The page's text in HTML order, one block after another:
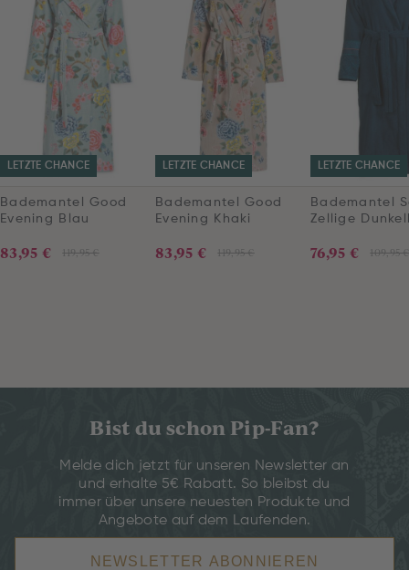
LETZTE CHANCE
Bademantel Good
Evening Blau
119,95 €
83,95 €
LETZTE CHANCE
Bademantel Good
Evening Khaki
119,95 €
83,95 €
LETZTE CHANCE
Bademantel
Zellige
109,95 €
76,95 €
Bist du schon Pip-Fan?
Melde dich jetzt für unseren Newsletter an
und erhalte 5€ Rabatt. So bleibst du
immer über unsere neuesten Produkte und
Angebote auf dem Laufenden.
NEWSLETTER ABONNIEREN